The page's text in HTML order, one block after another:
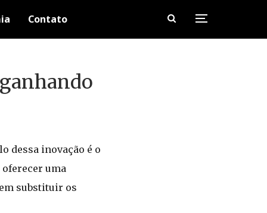
Contato
dessa inovação é o
uma
substituir os